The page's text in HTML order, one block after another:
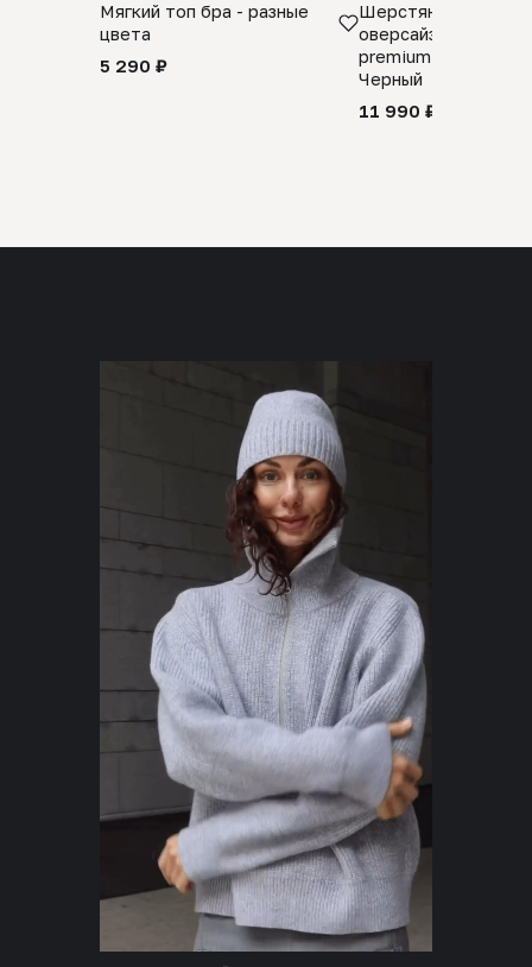
Мягкий топ бра - разные
цвета
5 290 ₽
Шерстяной свитер
оверсайз 100%
premium merino
Черный
11 990 ₽